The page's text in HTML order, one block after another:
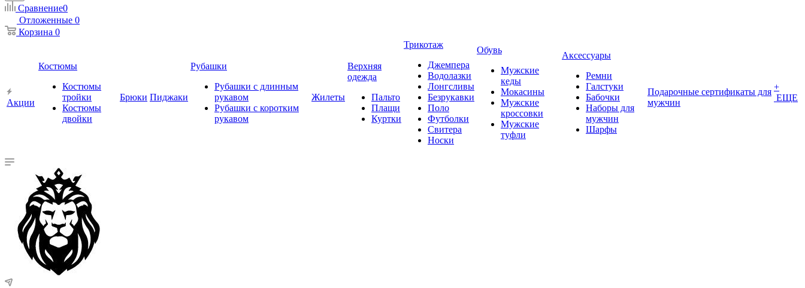
Сравнение0
Отложенные 0
Корзина 0
Акции
Костюмы
Костюмы
тройки
Костюмы
двойки
Брюки Пиджаки
Рубашки
Рубашки с длинным
рукавом
Рубашки с коротким
рукавом
Жилеты
Верхняя
одежда
Пальто
Плащи
Куртки
Трикотаж
Джемпера
Водолазки
Лонгсливы
Безрукавки
Поло
Футболки
Свитера
Носки
Обувь
Мужские
кеды
Мокасины
Мужские
кроссовки
Мужские
туфли
Аксессуары
Ремни
Галстуки
Бабочки
Наборы для
мужчин
Шарфы
Подарочные сертификаты для
мужчин
+
ЕЩЕ